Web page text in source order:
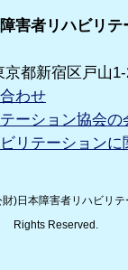
害者リハビリテ
都新宿区戸山
わせ
ーション協会の
リテーションに
)日本障害者リハビリテ
Rights Reserved.